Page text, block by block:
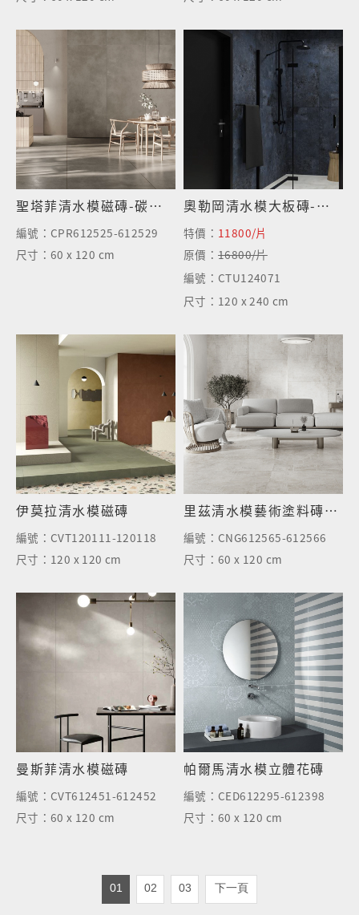
聖塔菲清水模磁磚-碳焙棕
編號： CPR612525-612529
尺寸：60 x 120 cm
奧勒岡清水模大板磚-極光藍-霧面
特價： 11800/片
原價：16800/片
編號： CTU124071
尺寸： 120 x 240 cm
伊莫拉清水模磁磚
編號： CVT120111-120118
尺寸： 120 x 120 cm
里茲清水模藝術塗料磚-半拋面
編號： CNG612565-612566
尺寸：60 x 120 cm
曼斯菲清水模磁磚
編號： CVT612451-612452
尺寸：60 x 120 cm
帕爾馬清水模立體花磚
編號： CED612295-612398
尺寸：60 x 120 cm
01 02 03 下一頁